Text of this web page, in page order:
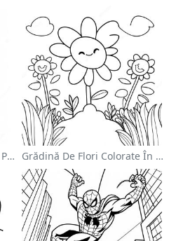
Iepuraș De Paște Drăguț În Pagină De Colorat Grădină De Flori Colorate În Pagină De Colorat